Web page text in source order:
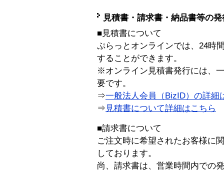
見積書・請求書・納品書等の
■見積書について
ぷらっとオンラインでは、24時
することができます。
※オンライン見積書発行には、
要です。
⇒一般法人会員（BizID）の詳細
⇒ 見積書について詳細はこちら
■請求書について
ご注文時に希望されたお客様に
しております。
尚、請求書は、営業時間内での